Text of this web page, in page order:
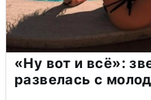
«Ну вот и всё»:
развелась с